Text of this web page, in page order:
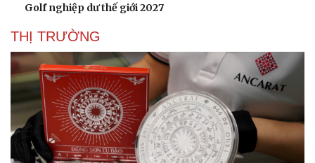
Golf nghiệp dư thế giới 2027
THỊ TRƯỜNG